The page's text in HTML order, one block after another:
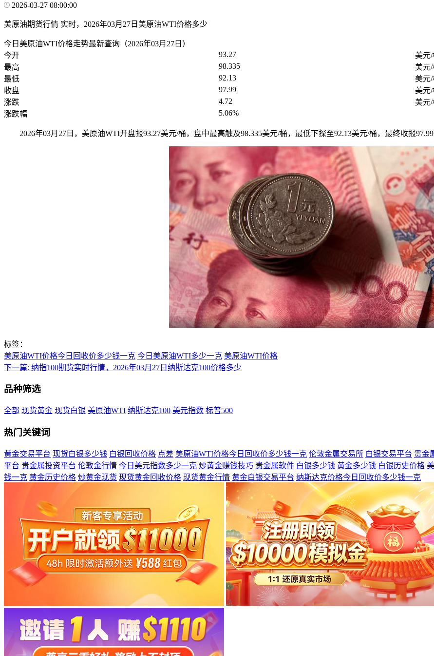
2026-03-27 08:00:00
美原油期货行情 实时，2026年03月27日美原油WTI价格多少
今日美原油WTI价格走势最新查询（2026年03月27日）
今开
93.27
美元/
最高
98.335
美元/
最低
92.13
美元/
收盘
97.99
美元/
涨跌
4.72
美元/
涨跌幅
5.06%
2026年03月27日，美原油WTI开盘报93.27美元/桶，盘中最高触及98.335美元/桶，最低下探至92.13美元/桶，最终收报
标签：
美原油WTI价格今日回收价多少钱一克 今日美原油WTI多少一克 美原油WTI价格
下一篇: 纳指100期货实时行情，2026年03月27日纳斯达克100价格多少
品种筛选
全部 现货黄金 现货白银 美原油WTI 纳斯达克100 美元指数 标普500
热门关键词
黄金交易平台 现货白银多少钱 白银回收价格 点差 美原油WTI价格今日回收价多少钱一克 伦敦金属交易所 白银交易平台 贵金
平台 贵金属投资平台 伦敦金行情 今日美元指数多少一克 炒黄金赚钱技巧 贵金属软件 白银多少钱 黄金多少钱 白银历史价格
钱一克 黄金历史价格 炒黄金现货 现货黄金回收价格 现货黄金行情 黄金白银交易平台 纳斯达克价格今日回收价多少钱一克